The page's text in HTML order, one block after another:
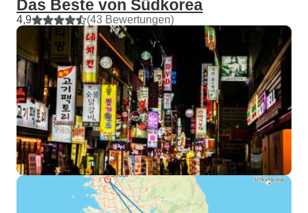
Das Beste von Südkorea
4,9 (43 Bewertungen)